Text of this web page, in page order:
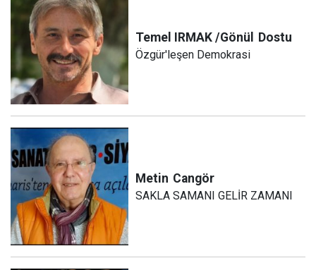
Temel IRMAK /Gönül Dostu
Özgür'leşen Demokrasi
Metin Cangör
SAKLA SAMANI GELİR ZAMANI